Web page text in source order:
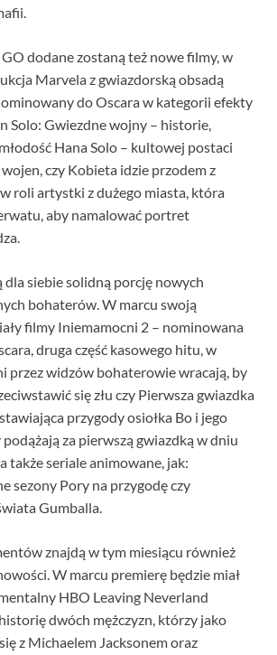
dodane zostaną też nowe filmy, w
Marvela z gwiazdorską obsadą
do Oscara w kategorii efekty
Solo: Gwiezdne wojny – historie,
Hana Solo – kultowej postaci
czy Kobieta idzie przodem z
roli artystki z dużego miasta, która
aby namalować portret
dla siebie solidną porcję nowych
bohaterów. W marcu swoją
filmy Iniemamocni 2 – nominowana
druga część kasowego hitu, w
przez widzów bohaterowie wracają, by
się złu czy Pierwsza gwiazdka
przygody osiołka Bo i jego
za pierwszą gwiazdką w dniu
także seriale animowane, jak:
sezony Pory na przygodę czy
Gumballa.
znajdą w tym miesiącu również
W marcu premierę będzie miał
HBO Leaving Neverland
dwóch mężczyzn, którzy jako
z Michaelem Jacksonem oraz